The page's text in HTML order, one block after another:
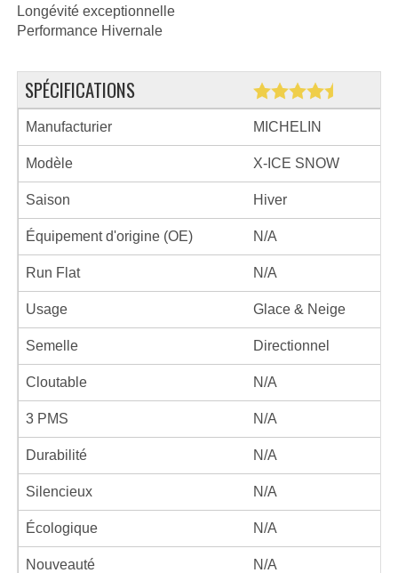
Longévité exceptionnelle
Performance Hivernale
SPÉCIFICATIONS
Manufacturier MICHELIN
Modèle X-ICE SNOW
Saison Hiver
Équipement d'origine (OE) N/A
Run Flat N/A
Usage Glace & Neige
Semelle Directionnel
Cloutable N/A
3 PMS N/A
Durabilité N/A
Silencieux N/A
Écologique N/A
Nouveauté N/A